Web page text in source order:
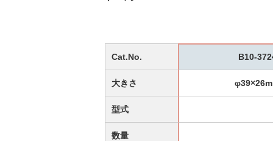
Cat.No. B10-
大きさ
型式
数量